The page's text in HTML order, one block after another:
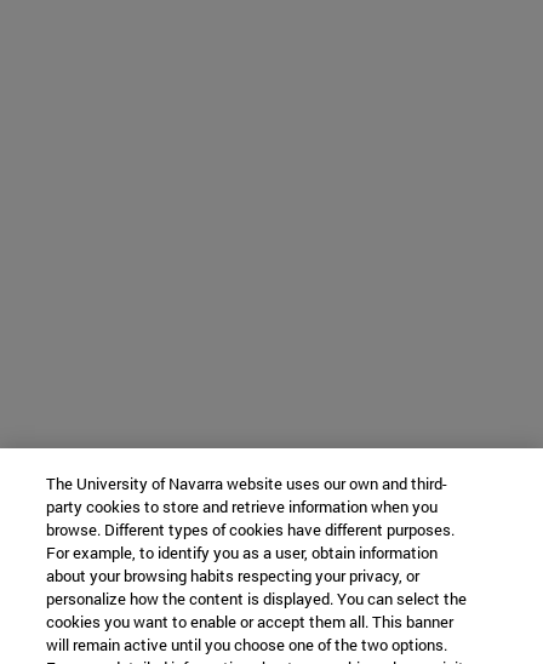
The University of Navarra website uses our own and third-
party cookies to store and retrieve information when you
browse. Different types of cookies have different purposes.
For example, to identify you as a user, obtain information
about your browsing habits respecting your privacy, or
personalize how the content is displayed. You can select the
cookies you want to enable or accept them all. This banner
will remain active until you choose one of the two options.